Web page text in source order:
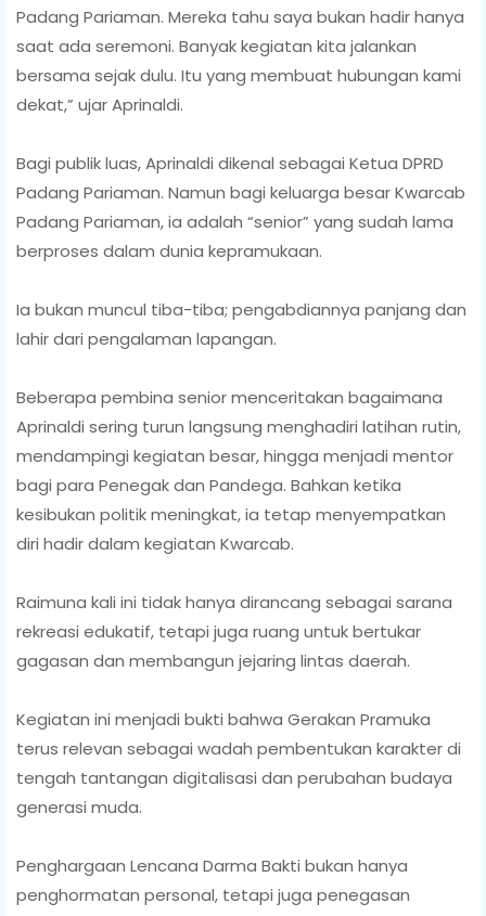
Padang Pariaman. Mereka tahu saya bukan hadir hanya
saat ada seremoni. Banyak kegiatan kita jalankan
bersama sejak dulu. Itu yang membuat hubungan kami
dekat,” ujar Aprinaldi.
Bagi publik luas, Aprinaldi dikenal sebagai Ketua DPRD
Padang Pariaman. Namun bagi keluarga besar Kwarcab
Padang Pariaman, ia adalah “senior” yang sudah lama
berproses dalam dunia kepramukaan.
Ia bukan muncul tiba-tiba; pengabdiannya panjang dan
lahir dari pengalaman lapangan.
Beberapa pembina senior menceritakan bagaimana
Aprinaldi sering turun langsung menghadiri latihan rutin,
mendampingi kegiatan besar, hingga menjadi mentor
bagi para Penegak dan Pandega. Bahkan ketika
kesibukan politik meningkat, ia tetap menyempatkan
diri hadir dalam kegiatan Kwarcab.
Raimuna kali ini tidak hanya dirancang sebagai sarana
rekreasi edukatif, tetapi juga ruang untuk bertukar
gagasan dan membangun jejaring lintas daerah.
Kegiatan ini menjadi bukti bahwa Gerakan Pramuka
terus relevan sebagai wadah pembentukan karakter di
tengah tantangan digitalisasi dan perubahan budaya
generasi muda.
Penghargaan Lencana Darma Bakti bukan hanya
penghormatan personal, tetapi juga penegasan